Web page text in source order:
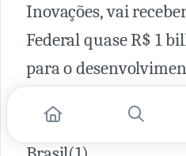
Inovações, vai
Federal quase R$ 1
para o
favor da ciência,